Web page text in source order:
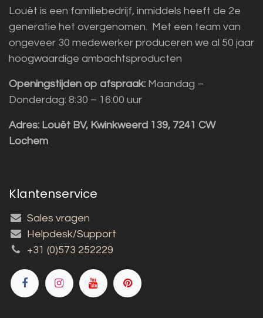
Louët is een familiebedrijf, inmiddels heeft de 2e
generatie het overgenomen. Met een team van
ongeveer 30 medewerker produceren we al 50 jaar
hoogwaardige ambachtsproducten
Openingstijden op afspraak: Maandag –
Donderdag: 8:30 – 16:00 uur
Adres: Louët BV, Kwinkweerd 139, 7241 CW
Lochem
Klantenservice
Sales vragen
Helpdesk/Support
+31 (0)573 252229